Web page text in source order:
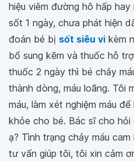
hiệu viêm đường hô hấp
sốt 1 ngày, chưa phát hiện
đoán bé bị sốt siêu vi kèm
bổ sung kẽm và thuốc hỗ
thuốc 2 ngày thì bé chảy
thành dòng, máu loãng. Tôi
máu, làm xét nghiệm máu
khỏe cho bé. Bác sĩ cho
ạ? Tình trạng chảy máu
tư vấn giúp tôi, tôi xin cảm